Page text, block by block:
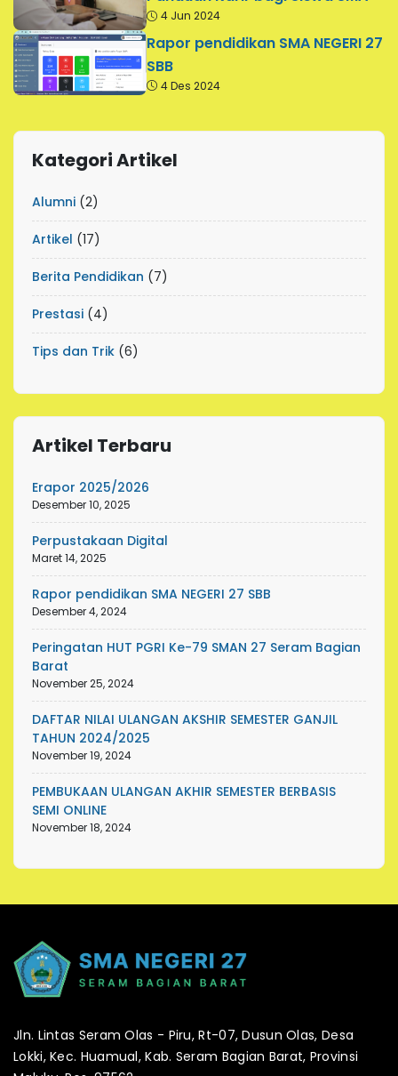
4 Jun 2024
Rapor pendidikan SMA NEGERI 27
SBB
4 Des 2024
Kategori Artikel
Alumni (2)
Artikel (17)
Berita Pendidikan (7)
Prestasi (4)
Tips dan Trik (6)
Artikel Terbaru
Erapor 2025/2026
Desember 10, 2025
Perpustakaan Digital
Maret 14, 2025
Rapor pendidikan SMA NEGERI 27 SBB
Desember 4, 2024
Peringatan HUT PGRI Ke-79 SMAN 27 Seram Bagian
Barat
November 25, 2024
DAFTAR NILAI ULANGAN AKSHIR SEMESTER GANJIL
TAHUN 2024/2025
November 19, 2024
PEMBUKAAN ULANGAN AKHIR SEMESTER BERBASIS
SEMI ONLINE
November 18, 2024
Jln. Lintas Seram Olas - Piru, Rt-07, Dusun Olas, Desa
Lokki, Kec. Huamual, Kab. Seram Bagian Barat, Provinsi